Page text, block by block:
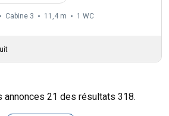
Cabine 3 11,4 m 1 WC
annonces 21 des résultats 318.